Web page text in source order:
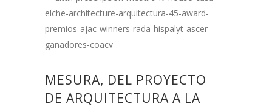
MESURA, DEL PROYECTO
DE ARQUITECTURA A LA